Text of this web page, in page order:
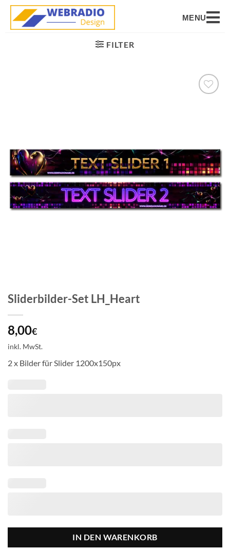
MENU
FILTER
Sliderbilder-Set LH_Heart
8,00€
inkl. MwSt.
2 x Bilder für Slider 1200x150px
IN DEN WARENKORB